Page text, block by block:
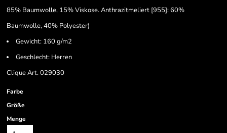
85% Baumwolle, 15% Viskose. Anthrazitmeliert [955]: 60%
Baumwolle, 40% Polyester)
Gewicht: 160 g/m2
Geschlecht: Herren
Clique Art. 029030
Farbe
Größe
Menge